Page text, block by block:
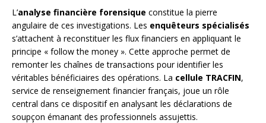
L’analyse financière forensique constitue la pierre
angulaire de ces investigations. Les enquêteurs spécialisés
s’attachent à reconstituer les flux financiers en appliquant le
principe « follow the money ». Cette approche permet de
remonter les chaînes de transactions pour identifier les
véritables bénéficiaires des opérations. La cellule TRACFIN,
service de renseignement financier français, joue un rôle
central dans ce dispositif en analysant les déclarations de
soupçon émanant des professionnels assujettis.